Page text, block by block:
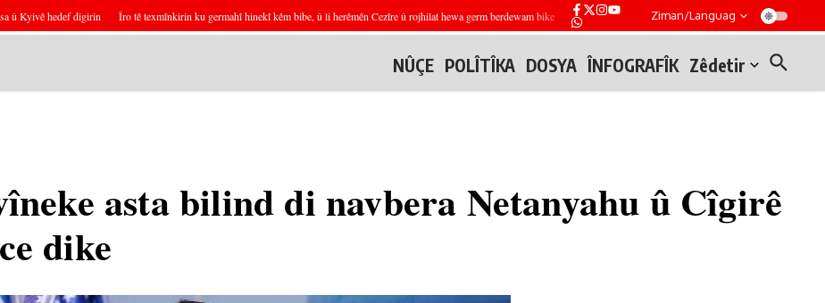
hedef digirin Îro tê texmînkirin ku germahî hinekî kêm bibe, û li herêmên Cezîre û rojhilat hewa germ berdewam bike Tîmên endezyariyê li Mesekin Henano li Helebê teqemeniyek ji
Ziman/Languag
NÛÇE POLÎTÎKA DOSYA ÎNFOGRAFÎK Zêdetir
asta bilind di navbera Netanyahu û Cîgirê
dike